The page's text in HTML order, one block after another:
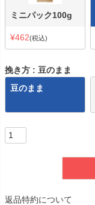
ミニパック100g
¥462 税込
挽き方
豆のまま
豆のまま
返品特約について